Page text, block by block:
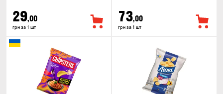
29,00
грн за 1 шт
73,00
грн за 1 шт